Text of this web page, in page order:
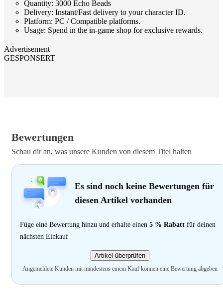
Quantity: 3000 Echo Beads
Delivery: Instant/Fast delivery to your character ID.
Platform: PC / Compatible platforms.
Usage: Spend in the in-game shop for exclusive rewards.
Advertisement
GESPONSERT
Bewertungen
Schau dir an, was unsere Kunden von diesem Titel halten
Es sind noch keine Bewertungen für
diesen Artikel vorhanden
Füge eine Bewertung hinzu und erhalte einen 5 % Rabatt für deinen
nächsten Einkauf
Artikel überprüfen
Angemeldete Kunden mit mindestens einem Kauf können eine Bewertung abgeben